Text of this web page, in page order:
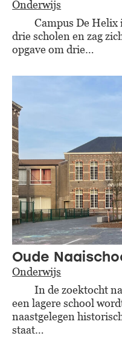
Onderwijs
Campus De Helix
drie scholen en zag
opgave om drie…
Oude
Onderwijs
In de zoektocht
een lagere school
naastgelegen
staat…